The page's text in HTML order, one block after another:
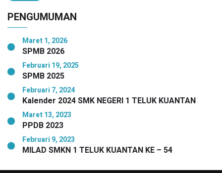
PENGUMUMAN
Maret 1, 2026
SPMB 2026
Februari 19, 2025
SPMB 2025
Februari 7, 2024
Kalender 2024 SMK NEGERI 1 TELUK KUANTAN
Maret 13, 2023
PPDB 2023
Februari 9, 2023
MILAD SMKN 1 TELUK KUANTAN KE – 54